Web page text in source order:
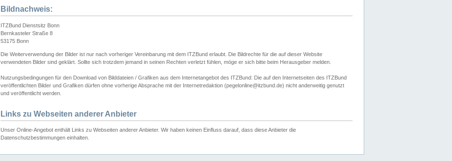
Bildnachweis:
ITZBund Dienstsitz Bonn
Bernkasteler Straße 8
53175 Bonn
Die Weiterverwendung der Bilder ist nur nach vorheriger Vereinbarung mit dem ITZBund erlaubt. Die Bildrechte für die auf dieser Website
verwendeten Bilder sind geklärt. Sollte sich trotzdem jemand in seinen Rechten verletzt fühlen, möge er sich bitte beim Herausgeber melden.
Nutzungsbedingungen für den Download von Bilddateien / Grafiken aus dem Internetangebot des ITZBund: Die auf den Internetseiten des ITZBund
veröffentlichten Bilder und Grafiken dürfen ohne vorherige Absprache mit der Internetredaktion (pegelonline@itzbund.de) nicht anderweitig genutzt
und veröffentlicht werden.
Links zu Webseiten anderer Anbieter
Unser Online-Angebot enthält Links zu Webseiten anderer Anbieter. Wir haben keinen Einfluss darauf, dass diese Anbieter die
Datenschutzbestimmungen einhalten.